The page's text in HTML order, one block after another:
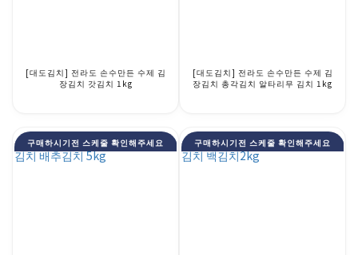
[대도김치] 전라도 손수만든 수제 김
장김치 갓김치 1kg
[대도김치] 전라도 손수만든 수제 김
장김치 총각김치 알타리무 김치 1kg
구매하시기전 스케줄 확인해주세요 구매하시기전 스케줄 확인해주세요